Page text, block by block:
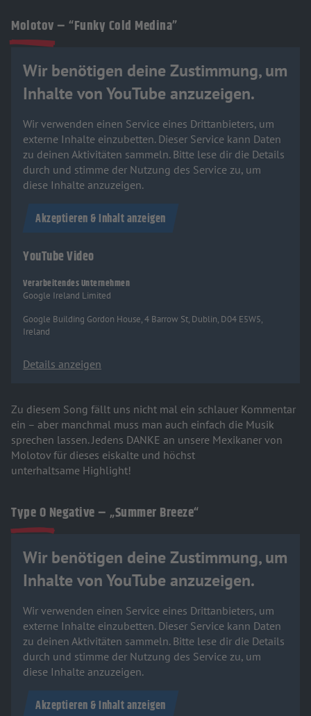
Molotov – “Funky Cold Medina”
Wir benötigen deine Zustimmung, um
Inhalte von YouTube anzuzeigen.
Wir verwenden einen Service eines Drittanbieters, um
externe Inhalte einzubetten. Dieser Service kann Daten
zu deinen Aktivitäten sammeln. Bitte lese dir die Details
durch und stimme der Nutzung des Service zu, um
diese Inhalte anzuzeigen.
Akzeptieren & Inhalt anzeigen
YouTube Video
Verarbeitendes Unternehmen
Google Ireland Limited
Google Building Gordon House, 4 Barrow St, Dublin, D04 E5W5,
Ireland
Details anzeigen
Zu diesem Song fällt uns nicht mal ein schlauer Kommentar
ein – aber manchmal muss man auch einfach die Musik
sprechen lassen. Jedens DANKE an unsere Mexikaner von
Molotov für dieses eiskalte und höchst
unterhaltsame Highlight!
Type O Negative – „Summer Breeze“
Wir benötigen deine Zustimmung, um
Inhalte von YouTube anzuzeigen.
Wir verwenden einen Service eines Drittanbieters, um
externe Inhalte einzubetten. Dieser Service kann Daten
zu deinen Aktivitäten sammeln. Bitte lese dir die Details
durch und stimme der Nutzung des Service zu, um
diese Inhalte anzuzeigen.
Akzeptieren & Inhalt anzeigen